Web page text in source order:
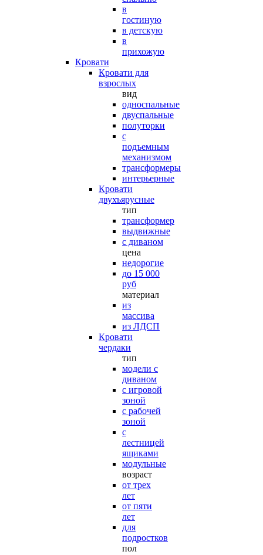
в
гостиную
в детскую
в
прихожую
Кровати
Кровати для
взрослых
вид
односпальные
двуспальные
полуторки
с
подъемным
механизмом
трансформеры
интерьерные
Кровати
двухъярусные
тип
трансформер
выдвижные
с диваном
цена
недорогие
до 15 000
руб
материал
из
массива
из ЛДСП
Кровати
чердаки
тип
модели с
диваном
с игровой
зоной
с рабочей
зоной
с
лестницей
ящиками
модульные
возраст
от трех
лет
от пяти
лет
для
подростков
пол